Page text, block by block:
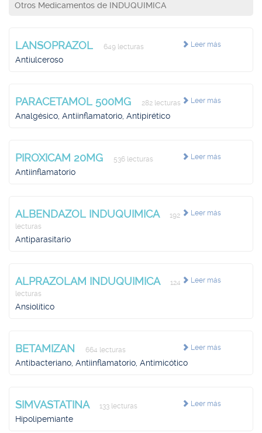
Otros Medicamentos de INDUQUIMICA
Leer más
LANSOPRAZOL 649 lecturas
Antiulceroso
Leer más
PARACETAMOL 500MG 282 lecturas
Analgésico, Antiinflamatorio, Antipirético
Leer más
PIROXICAM 20MG 536 lecturas
Antiinflamatorio
Leer más
ALBENDAZOL INDUQUIMICA
192
lecturas
Antiparasitario
Leer más
ALPRAZOLAM INDUQUIMICA
124
lecturas
Ansiolítico
Leer más
BETAMIZAN 664 lecturas
Antibacteriano, Antiinflamatorio, Antimicótico
Leer más
SIMVASTATINA 133 lecturas
Hipolipemiante